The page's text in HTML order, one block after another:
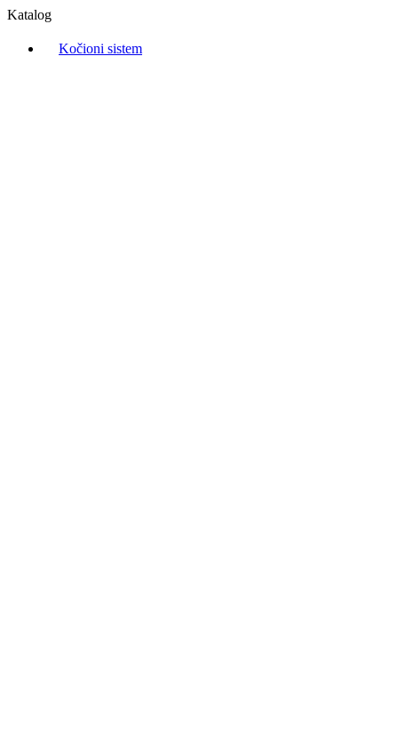
Katalog
Kočioni sistem